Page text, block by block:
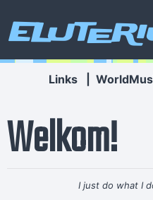
Links
Welkom!
I just do what I